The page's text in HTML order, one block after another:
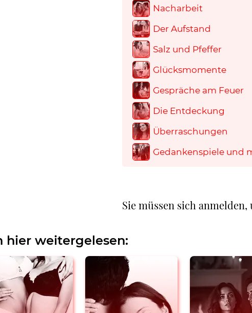
Nacharbeit
Der Aufstand
Salz und Pfeffer
Glücksmomente
Gespräche am Feuer
Die Entdeckung
Überraschungen
Gedankenspiele und
Sie müssen sich
hier weitergelesen: